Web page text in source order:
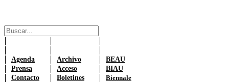
Agenda Archivo
BEAU
Prensa
Acceso
BIAU
Contacto
Boletines Biennale